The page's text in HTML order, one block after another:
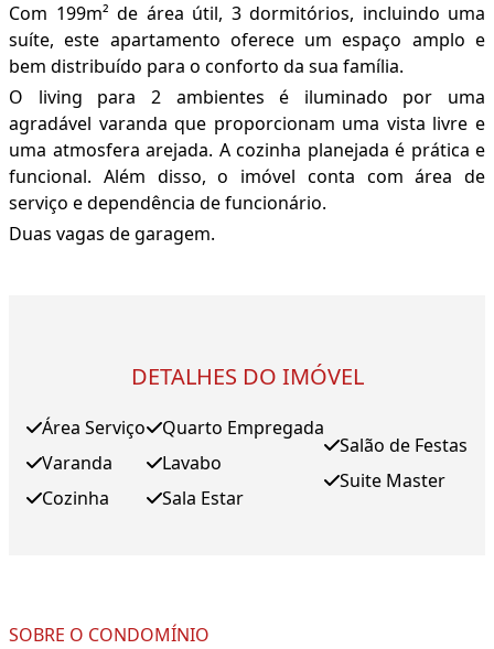
Com 199m² de área útil, 3 dormitórios, incluindo uma
suíte, este apartamento oferece um espaço amplo e
bem distribuído para o conforto da sua família.
O living para 2 ambientes é iluminado por uma
agradável varanda que proporcionam uma vista livre e
uma atmosfera arejada. A cozinha planejada é prática e
funcional. Além disso, o imóvel conta com área de
serviço e dependência de funcionário.
Duas vagas de garagem.
DETALHES DO IMÓVEL
Área Serviço
Varanda
Cozinha
Quarto Empregada
Lavabo
Sala Estar
Salão de Festas
Suite Master
SOBRE O CONDOMÍNIO